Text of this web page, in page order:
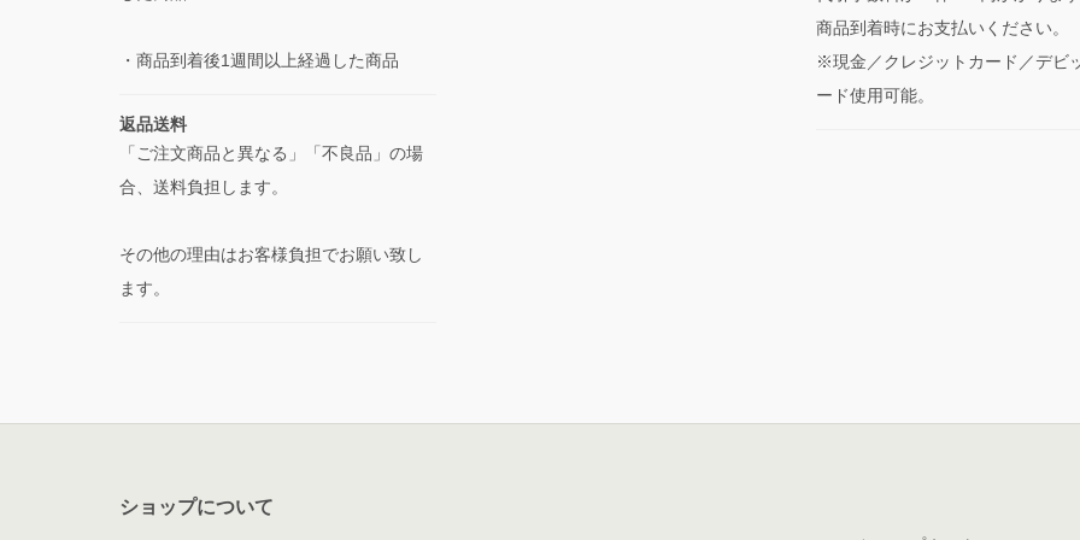
・商品到着後1週間以上経過した商品
返品送料
「ご注文商品と異なる」「不良品」の場
合、送料負担します。
その他の理由はお客様負担でお願い致し
ます。
商品到着時にお支払いください。
※現金／クレジットカード／デビ
ード使用可能。
ショップについて